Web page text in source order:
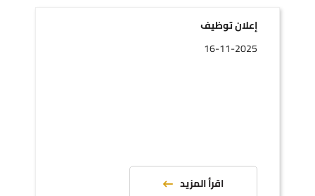
إعلان توظيف
16-11-2025
اقرأ المزيد